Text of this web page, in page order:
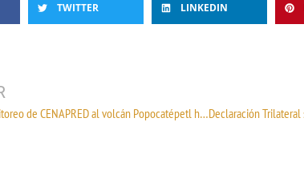
TWITTER LINKEDIN
Reporte del monitoreo de CENAPRED al volcán Popocatépetl hoy 27 de septiembre